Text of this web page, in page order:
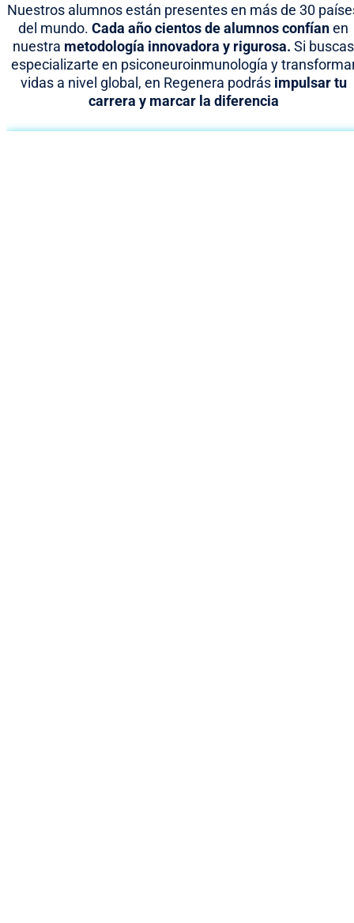
Nuestros alumnos están presentes en más de 30
del mundo. Cada año cientos de alumnos confíanen
nuestra metodología innovadora y rigurosa. Si buscas
especializarte en psiconeuroinmunología y
vidas a nivel global, en Regenera podrás impulsar tu
carrera y marcar la diferencia